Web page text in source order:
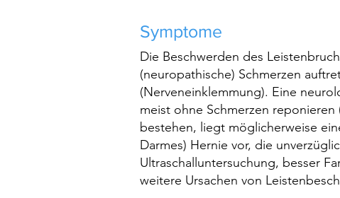
Symptome
Die Beschwerden des
(neuropathische) Schmerzen
(Nerveneinklemmung). Eine
meist ohne Schmerzen
bestehen, liegt möglicherweise
Darmes) Hernie vor, die
Ultraschalluntersuchung, besser
weitere Ursachen von